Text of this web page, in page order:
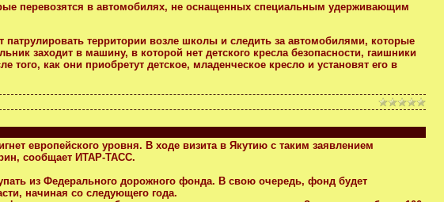
перевозятся в автомобилях, не оснащенных специальным удерживающим
патрулировать территории возле школы и следить за автомобилями, которые
заходит в машину, в которой нет детского кресла безопасности, гаишники
того, как они приобретут детское, младенческое кресло и установят его в
европейского уровня. В ходе визита в Якутию с таким заявлением
сообщает ИТАР-ТАСС.
из Федерального дорожного фонда. В свою очередь, фонд будет
начиная со следующего года.